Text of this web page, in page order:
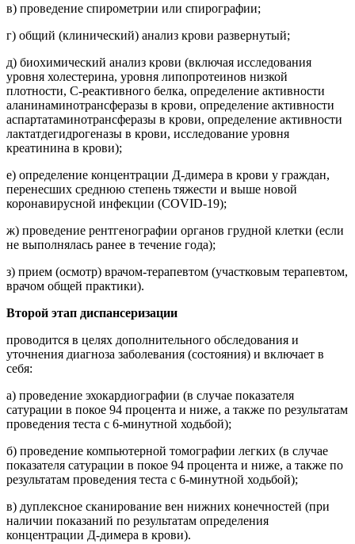
в) проведение спирометрии или спирографии;
г) общий (клинический) анализ крови развернутый;
д) биохимический анализ крови (включая исследования
уровня холестерина, уровня липопротеинов низкой
плотности, C-реактивного белка, определение активности
аланинаминотрансферазы в крови, определение активности
аспартатаминотрансферазы в крови, определение активности
лактатдегидрогеназы в крови, исследование уровня
креатинина в крови);
е) определение концентрации Д-димера в крови у граждан,
перенесших среднюю степень тяжести и выше новой
коронавирусной инфекции (COVID-19);
ж) проведение рентгенографии органов грудной клетки (если
не выполнялась ранее в течение года);
з) прием (осмотр) врачом-терапевтом (участковым терапевтом,
врачом общей практики).
Второй этап диспансеризации
проводится в целях дополнительного обследования и
уточнения диагноза заболевания (состояния) и включает в
себя:
а) проведение эхокардиографии (в случае показателя
сатурации в покое 94 процента и ниже, а также по результатам
проведения теста с 6-минутной ходьбой);
б) проведение компьютерной томографии легких (в случае
показателя сатурации в покое 94 процента и ниже, а также по
результатам проведения теста с 6-минутной ходьбой);
в) дуплексное сканирование вен нижних конечностей (при
наличии показаний по результатам определения
концентрации Д-димера в крови).